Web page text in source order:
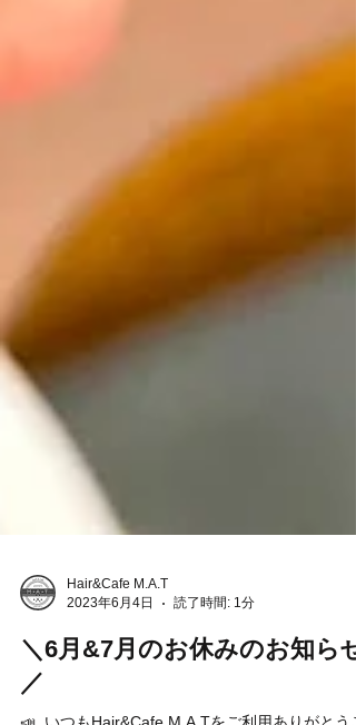
2023年6月4日
読了時間: 1分
＼6月&7月のお休みのお知らせ